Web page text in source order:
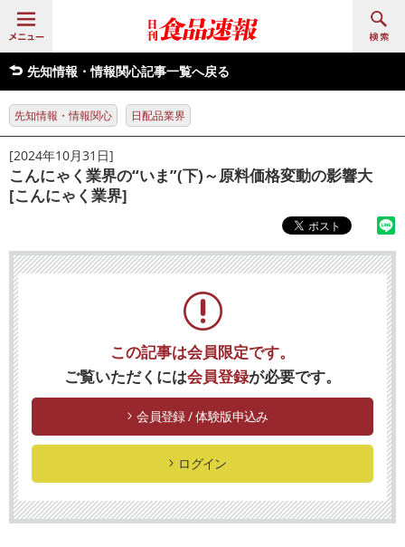
先知情報・情報関心記事一覧へ戻る
先知情報・情報関心 日配品業界
[2024年10月31日]
こんにゃく業界の“いま”(下)～原料価格変動の影響大
[こんにゃく業界]
この記事は会員限定です。
ご覧いただくには会員登録が必要です。
会員登録 / 体験版申込み
ログイン